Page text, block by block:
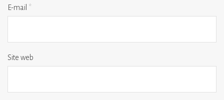
E-mail *
Site web